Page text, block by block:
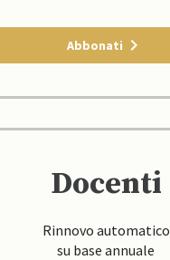
Abbonati
Docenti
Rinnovo automatico
su base annuale